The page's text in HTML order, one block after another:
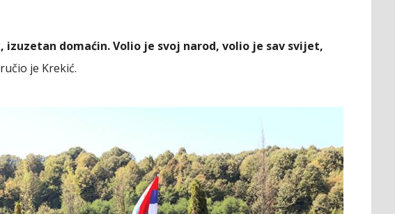
izuzetan domaćin. Volio je svoj narod, volio je sav svijet,
je Krekić.